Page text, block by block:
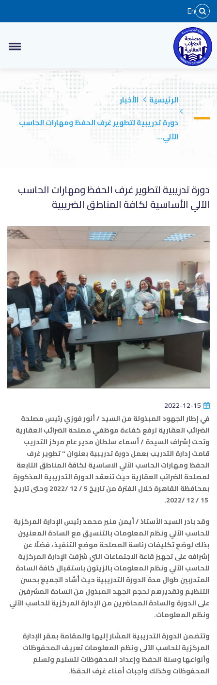
En
الرئيسية
الأخبار
دورة تدريبية لتطوير غرف الحفظ ومهارات الحاسب
الآلي...
دورة تدريبية لتطوير غرف الحفظ ومهارات الحاسب
الآلي الأساسية لكافة المناطق الضريبية
2022-12-15
في إطار الجهود المبذولة من السيد / أنور فوزي رئيس مصلحة
الضرائب العقارية لرفع كفاءة موظفي مصلحة الضرائب العقارية
وتحت إشراف السيدة / أسماء سلطان مدير عام مركز التدريب
قامت إدارة التدريب بعمل دورة تدريبية بعنوان " تطوير غرف
الحفظ ومهارات الحاسب الآلي الاساسية لكافة المناطق التابعة
لمصلحة الضرائب العقارية حيث تنعقد الدورة التدريبية المذكورة
بمحافظة القاهرة خلال الفترة من تاريخ 5 / 12 /2022 وحتى تاريخ
وقد بادر السيد الأستاذ / أيمن منير محمد رئيس الإدارة المركزية
للحاسب الآلي ونظم المعلومات بالتنسيق مع السادة المعنيين
بذلك لوضع تكليفات رئاسة المصلحة موضع التنفيذ ، فضلًا عن
إشرافه على تجهيز قاعة الاجتماعات التي شرُفت الإدارة المركزية
للحاسب الآلي ونظم المعلومات بالزيتون باستقبال كافة السادة
المتدربين طوال مدة الدورة التدريبية حيث أشاد الجميع بحسن
التنظيم وتقديرهم لحجم الجهد المبذول من السادة المشرفين
على الدورة والسادة المحاضرين من الإدارة المركزية للحاسب الآلي
ونظم المعلومات.
وتتضمن الدورة التدريبية المشار إليها والمقامة بمقر الإدارة
المركزية للحاسب الآلى ونظم المعلومات تعريف المحفوظات
وأنواعها وسنة الحفظ وإعداد المحفوظات لتسليم وتسلم
المحفوظات وكذلك واجبات أمناء غرف الحفظ.